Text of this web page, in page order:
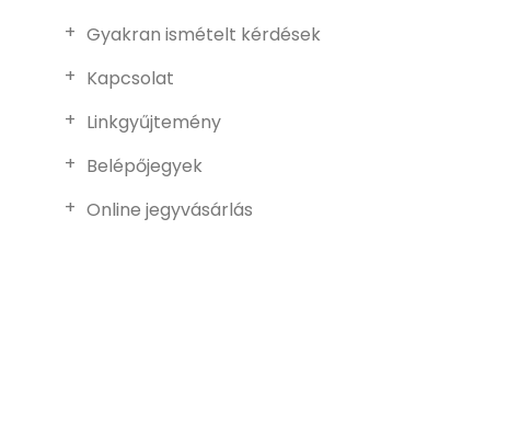
Gyakran ismételt kérdések
Kapcsolat
Linkgyűjtemény
Belépőjegyek
Online jegyvásárlás